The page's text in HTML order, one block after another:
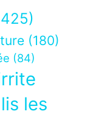
(180)
(84)
les